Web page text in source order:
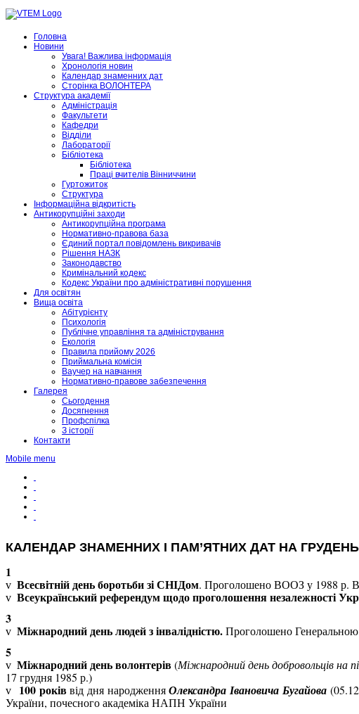
Головна
Новини
Увага! Важлива інформація
Хронологія новин
Календар знаменних дат
Сторінка ВОЛОНТЕРА
Структура академії
Адміністрація
Факультети
Кафедри
Відділи
Лабораторії
Бібліотека
Бібліотека
Праці вчителів Вінниччини
Гуртожиток
Структура
Інформаційна відкритість
Антикорупційні заходи
Антикорупційна програма
Нормативно-правова база
Єдиний портал повідомлень викривачів
Рішення НАЗК
Законодавство
Кримінальний кодекс
Кодекс України про адміністративні порушення
Для освітян
Вища освіта
Абітурієнту
Психологія
Публічне управління та адміністрування
Екологія
Правила прийому 2026
Приймальна комісія
Ваучер на навчання
Нормативно-правове забезпечення
Галерея
Сьогодення
Досягнення
Профспілка
З історії
Контакти
Mobile menu
КАЛЕНДАР ЗНАМЕННИХ І ПАМ’ЯТНИХ ДАТ НА ГРУДЕНЬ
1
v Всесвітній день боротьби зі СНІДом. Проголошено ВООЗ у 1988 р.
v Всеукраїнський референдум щодо проголошення незалежності
3
v Міжнародний день людей з інвалідністю.Проголошено
5
v Міжнародний день волонтерів(Міжнародний день добровольців на
17 грудня 1985 р.)
v 100 роківвід дня народженняОлександра Івановича Бугайова
України, почесного академіка НАПН України